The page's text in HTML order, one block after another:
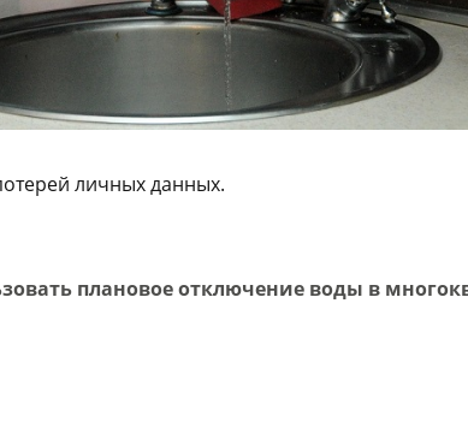
личных данных.
плановое отключение воды в